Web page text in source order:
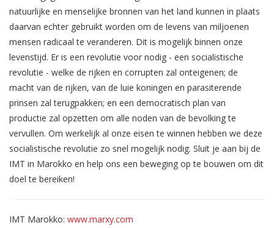
natuurlijke en menselijke bronnen van het land kunnen in plaats
daarvan echter gebruikt worden om de levens van miljoenen
mensen radicaal te veranderen. Dit is mogelijk binnen onze
levenstijd. Er is een revolutie voor nodig - een socialistische
revolutie - welke de rijken en corrupten zal onteigenen; de
macht van de rijken, van de luie koningen en parasiterende
prinsen zal terugpakken; en een democratisch plan van
productie zal opzetten om alle noden van de bevolking te
vervullen. Om werkelijk al onze eisen te winnen hebben we deze
socialistische revolutie zo snel mogelijk nodig. Sluit je aan bij de
IMT in Marokko en help ons een beweging op te bouwen om dit
doel te bereiken!
IMT Marokko: www.marxy.com